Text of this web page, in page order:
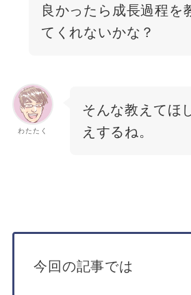
良かったら成長過程を
てくれないかな？
わたたく
そんな教えてほ
えするね。
今回の記事では